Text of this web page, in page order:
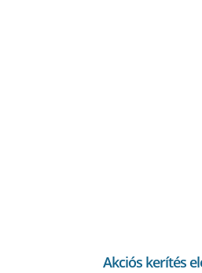
Akciós kerítés